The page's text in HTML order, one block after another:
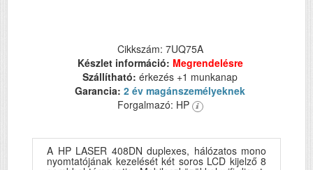
Cikkszám: 7UQ75A
Készlet információ: Megrendelésre
Szállítható: érkezés +1 munkanap
Garancia: 2 év magánszemélyeknek
Forgalmazó: HP
A HP LASER 408DN duplexes, hálózatos mono
nyomtatójának kezelését két soros LCD kijelző 8